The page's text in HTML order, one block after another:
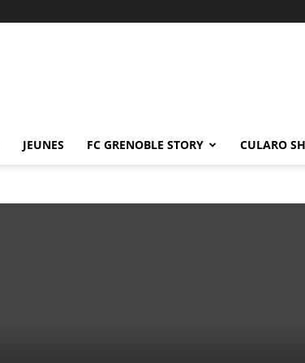
JEUNES FC GRENOBLE STORY CULARO